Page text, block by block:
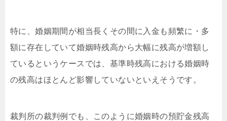
特に、婚姻期間が相当長くその間に入金も頻繁に・多
額に存在していて婚姻時残高から大幅に残高が増額し
ているというケースでは、基準時残高における婚姻時
の残高はほとんど影響していないといえそうです。
裁判所の裁判例でも、このように婚姻時の預貯金残高